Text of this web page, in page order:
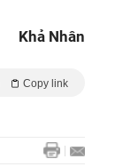
Khả Nhân
Copy link